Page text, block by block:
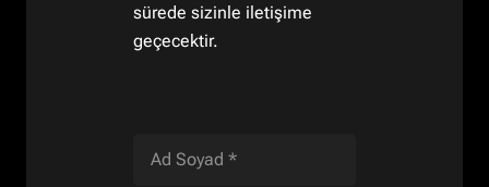
sürede sizinle iletişime
geçecektir.